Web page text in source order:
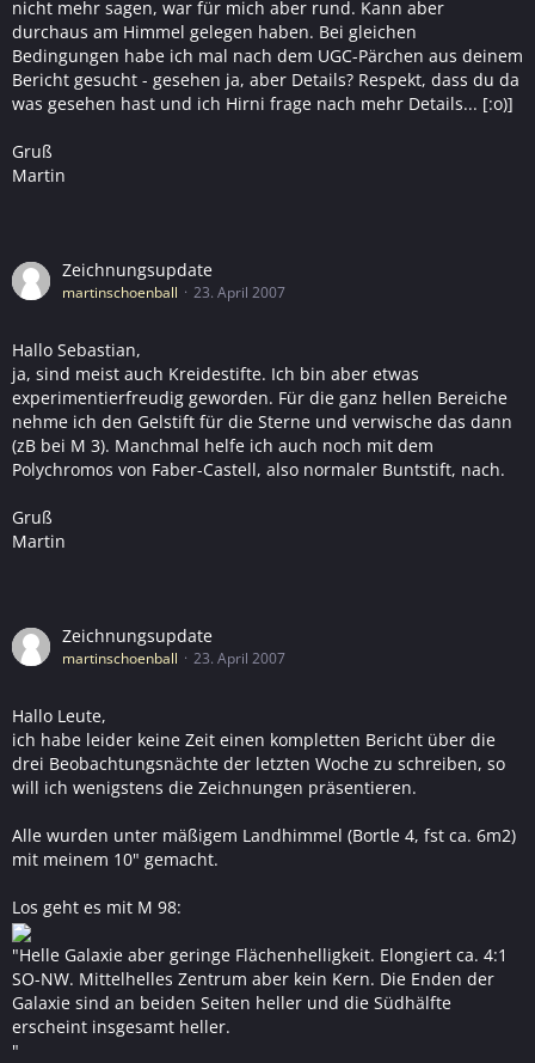
nicht mehr sagen, war für mich aber rund. Kann aber
durchaus am Himmel gelegen haben. Bei gleichen
Bedingungen habe ich mal nach dem UGC-Pärchen aus deinem
Bericht gesucht - gesehen ja, aber Details? Respekt, dass du da
was gesehen hast und ich Hirni frage nach mehr Details... [:o)]
Gruß
Martin
Zeichnungsupdate
martinschoenball 23. April 2007
Hallo Sebastian,
ja, sind meist auch Kreidestifte. Ich bin aber etwas
experimentierfreudig geworden. Für die ganz hellen Bereiche
nehme ich den Gelstift für die Sterne und verwische das dann
(zB bei M 3). Manchmal helfe ich auch noch mit dem
Polychromos von Faber-Castell, also normaler Buntstift, nach.
Gruß
Martin
Zeichnungsupdate
martinschoenball 23. April 2007
Hallo Leute,
ich habe leider keine Zeit einen kompletten Bericht über die
drei Beobachtungsnächte der letzten Woche zu schreiben, so
will ich wenigstens die Zeichnungen präsentieren.
Alle wurden unter mäßigem Landhimmel (Bortle 4, fst ca. 6m2)
mit meinem 10" gemacht.
Los geht es mit M 98:
"Helle Galaxie aber geringe Flächenhelligkeit. Elongiert ca. 4:1
SO-NW. Mittelhelles Zentrum aber kein Kern. Die Enden der
Galaxie sind an beiden Seiten heller und die Südhälfte
erscheint insgesamt heller.
"